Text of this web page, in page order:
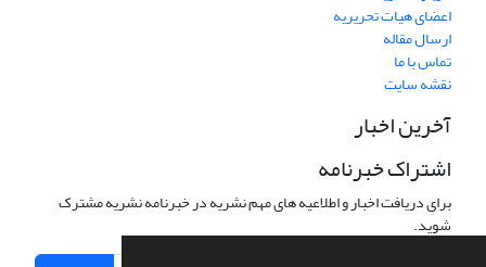
اعضای هیات تحریریه
ارسال مقاله
تماس با ما
نقشه سایت
آخرین اخبار
اشتراک خبرنامه
برای دریافت اخبار و اطلاعیه های مهم نشریه در خبرنامه نشریه مشترک
شوید.